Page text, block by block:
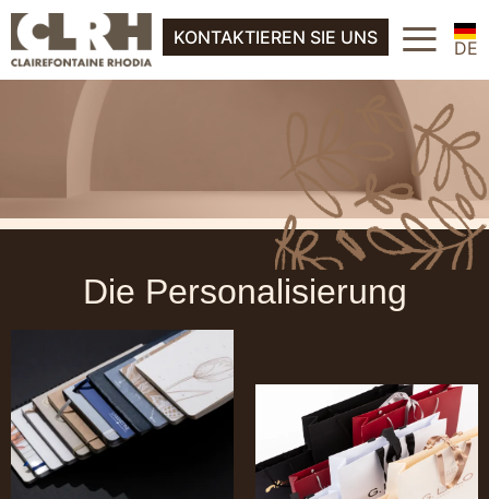
≡
Über uns
KONTAKTIEREN SIE UNS DE
EN
ES
IT
NL
EN
ES
IT
NL
Die Personalisierung